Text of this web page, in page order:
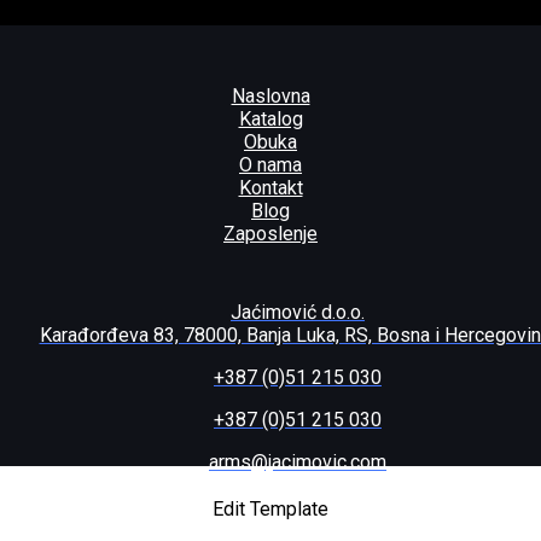
Naslovna
Katalog
Obuka
O nama
Kontakt
Blog
Zaposlenje
Jaćimović d.o.o.
Karađorđeva 83, 78000, Banja Luka, RS, Bosna i
+387 (0)51 215 030
+387 (0)51 215 030
arms@jacimovic.com
Edit Template